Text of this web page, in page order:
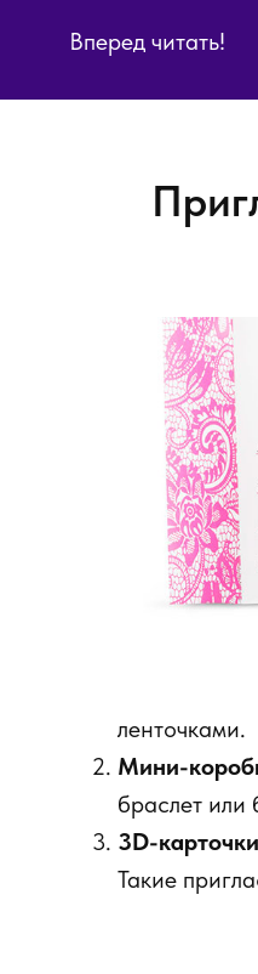
Вперед читать!
ленточками.
Мини-
браслет или
3D-карточки
Такие